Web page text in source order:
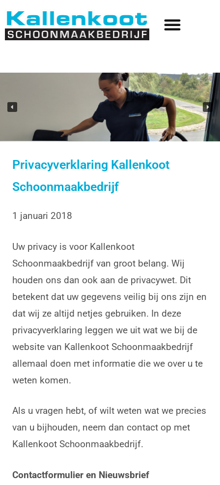
Privacyverklaring Kallenkoot
Schoonmaakbedrijf
1 januari 2018
Uw privacy is voor Kallenkoot
Schoonmaakbedrijf van groot belang. Wij
houden ons dan ook aan de privacywet. Dit
betekent dat uw gegevens veilig bij ons zijn en
dat wij ze altijd netjes gebruiken. In deze
privacyverklaring leggen we uit wat we bij de
website van Kallenkoot Schoonmaakbedrijf
allemaal doen met informatie die we over u te
weten komen.
Als u vragen hebt, of wilt weten wat we precies
van u bijhouden, neem dan contact op met
Kallenkoot Schoonmaakbedrijf.
Contactformulier en Nieuwsbrief